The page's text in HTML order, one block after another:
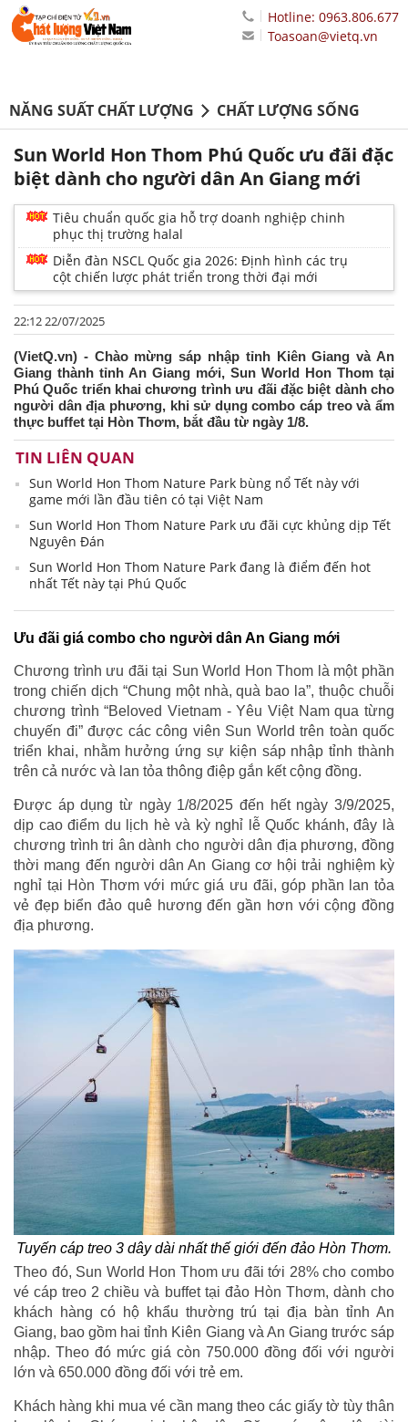
Hotline: 0963.806.677
Toasoan@vietq.vn
NĂNG SUẤT CHẤT LƯỢNG CHẤT LƯỢNG SỐNG
Sun World Hon Thom Phú Quốc ưu đãi đặc
biệt dành cho người dân An Giang mới
Tiêu chuẩn quốc gia hỗ trợ doanh nghiệp chinh
phục thị trường halal
Diễn đàn NSCL Quốc gia 2026: Định hình các trụ
cột chiến lược phát triển trong thời đại mới
22:12 22/07/2025
(VietQ.vn) - Chào mừng sáp nhập tỉnh Kiên Giang và An
Giang thành tỉnh An Giang mới, Sun World Hon Thom tại
Phú Quốc triển khai chương trình ưu đãi đặc biệt dành cho
người dân địa phương, khi sử dụng combo cáp treo và ẩm
thực buffet tại Hòn Thơm, bắt đầu từ ngày 1/8.
TIN LIÊN QUAN
Sun World Hon Thom Nature Park bùng nổ Tết này với
game mới lần đầu tiên có tại Việt Nam
Sun World Hon Thom Nature Park ưu đãi cực khủng dịp Tết
Nguyên Đán
Sun World Hon Thom Nature Park đang là điểm đến hot
nhất Tết này tại Phú Quốc
Ưu đãi giá combo cho người dân An Giang mới
Chương trình ưu đãi tại Sun World Hon Thom là một phần
trong chiến dịch “Chung một nhà, quà bao la”, thuộc chuỗi
chương trình “Beloved Vietnam - Yêu Việt Nam qua từng
chuyến đi” được các công viên Sun World trên toàn quốc
triển khai, nhằm hưởng ứng sự kiện sáp nhập tỉnh thành
trên cả nước và lan tỏa thông điệp gắn kết cộng đồng.
Được áp dụng từ ngày 1/8/2025 đến hết ngày 3/9/2025,
dịp cao điểm du lịch hè và kỳ nghỉ lễ Quốc khánh, đây là
chương trình tri ân dành cho người dân địa phương, đồng
thời mang đến người dân An Giang cơ hội trải nghiệm kỳ
nghỉ tại Hòn Thơm với mức giá ưu đãi, góp phần lan tỏa
vẻ đẹp biển đảo quê hương đến gần hơn với cộng đồng
địa phương.
Tuyến cáp treo 3 dây dài nhất thế giới đến đảo Hòn Thơm.
Theo đó, Sun World Hon Thom ưu đãi tới 28% cho combo
vé cáp treo 2 chiều và buffet tại đảo Hòn Thơm, dành cho
khách hàng có hộ khẩu thường trú tại địa bàn tỉnh An
Giang, bao gồm hai tỉnh Kiên Giang và An Giang trước sáp
nhập. Theo đó mức giá còn 750.000 đồng đối với người
lớn và 650.000 đồng đối với trẻ em.
Khách hàng khi mua vé cần mang theo các giấy tờ tùy thân